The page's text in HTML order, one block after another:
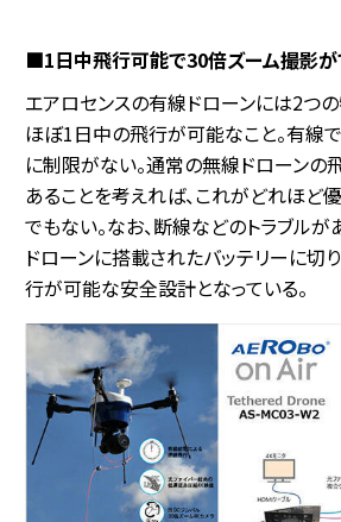
■1日中飛行可能で30倍ズーム撮影が
エアロセンスの有線ドローンには2つの
ほぼ1日中の飛行が可能なこと。有線
に制限がない。通常の無線ドローン
あることを考えれば、これがどれほど
でもない。なお、断線などのトラブル
ドローンに搭載されたバッテリーに切
行が可能な安全設計となっている。